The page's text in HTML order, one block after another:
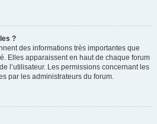
?
des informations très importantes que
Elles apparaissent en haut de chaque forum
l’utilisateur. Les permissions concernant les
par les administrateurs du forum.